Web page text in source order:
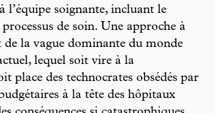
l’équipe soignante, incluant le
de soin. Une approche à
la vague dominante du monde
lequel soit vire à la
place des technocrates obsédés par
à la tête des hôpitaux